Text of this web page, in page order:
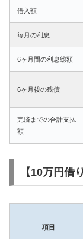
借入額
毎月の利息
6ヶ月間の利息総額
6ヶ月後の残債
完済までの合計支払
額
【10万円借
項目